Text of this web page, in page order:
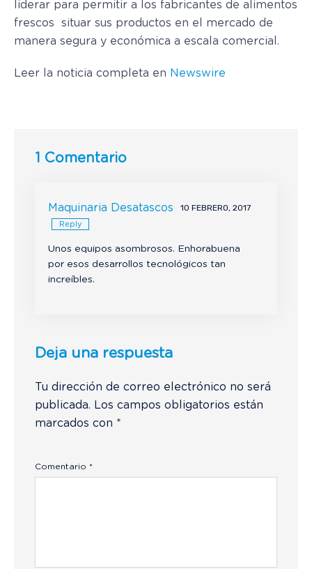
liderar para permitir a los fabricantes de alimentos
frescos situar sus productos en el mercado de
manera segura y económica a escala comercial.
Leer la noticia completa en Newswire
1 Comentario
Maquinaria Desatascos 10 FEBRERO, 2017
Reply
Unos equipos asombrosos. Enhorabuena
por esos desarrollos tecnológicos tan
increíbles.
Deja una respuesta
Tu dirección de correo electrónico no será
publicada. Los campos obligatorios están
marcados con *
Comentario *